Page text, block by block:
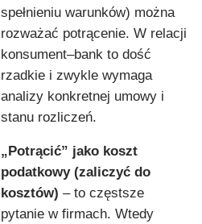
spełnieniu warunków) można
rozważać potrącenie. W relacji
konsument–bank to dość
rzadkie i zwykle wymaga
analizy konkretnej umowy i
stanu rozliczeń.
„Potrącić” jako koszt
podatkowy (zaliczyć do
kosztów) – to częstsze
pytanie w firmach. Wtedy